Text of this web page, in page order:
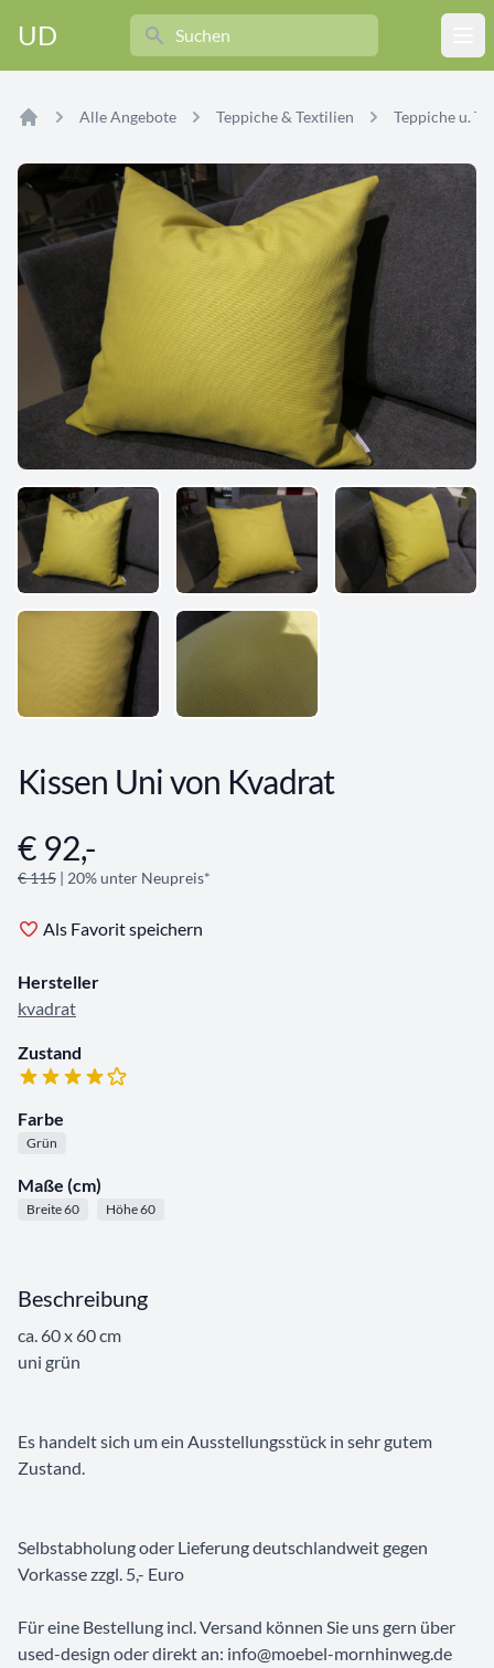
UD
Search
Alle Angebote Teppiche & Textilien Teppiche u.
Kissen Uni von Kvadrat
Angebotsinformationen
€ 92,-
€ 115 | 20% unter Neupreis*
Als Favorit speichern
Hersteller
kvadrat
Zustand
Farbe
Grün
Maße (cm)
Breite 60 Höhe 60
Beschreibung
ca. 60 x 60 cm
uni grün
Es handelt sich um ein Ausstellungsstück in sehr gutem
Zustand.
Selbstabholung oder Lieferung deutschlandweit gegen
Vorkasse zzgl. 5,- Euro
Für eine Bestellung incl. Versand können Sie uns gern über
used-design oder direkt an: info@moebel-mornhinweg.de